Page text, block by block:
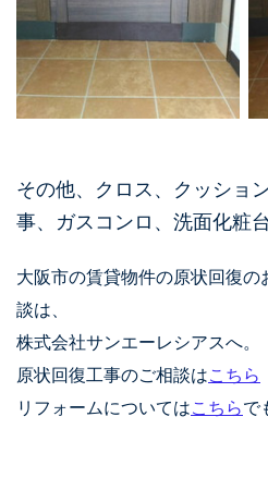
その他、クロス、クッショ
事、ガスコンロ、洗面化粧
大阪市の賃貸物件の原状回復
談は、
株式会社サンエーレシアスへ。
原状回復工事のご相談はこちら
リフォームについてはこちらで